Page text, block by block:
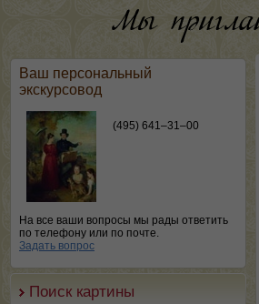
Ваш персональный
экскурсовод
(495) 641–31–00
На все ваши вопросы мы рады ответить
по телефону или по почте.
Задать вопрос
Поиск картины